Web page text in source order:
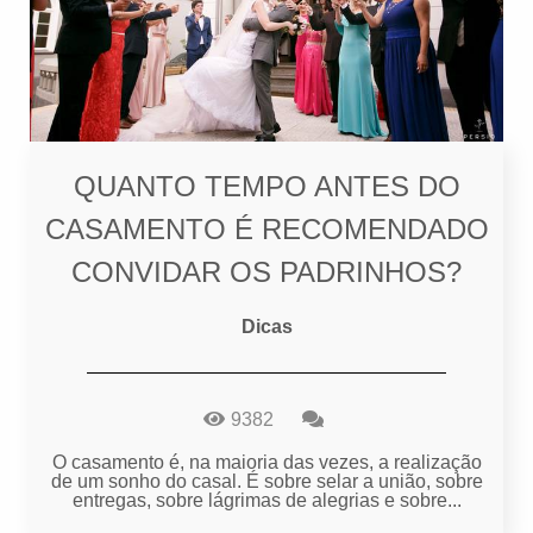
QUANTO TEMPO ANTES DO
CASAMENTO É RECOMENDADO
CONVIDAR OS PADRINHOS?
Dicas
9382
O casamento é, na maioria das vezes, a realização
de um sonho do casal. É sobre selar a união, sobre
entregas, sobre lágrimas de alegrias e sobre...